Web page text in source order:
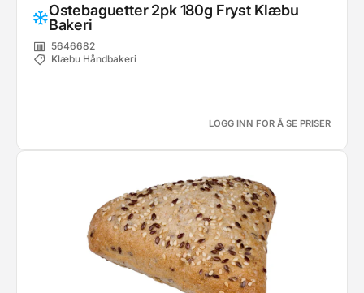
Ostebaguetter 2pk 180g Fryst Klæbu
Bakeri
5646682
Klæbu Håndbakeri
LOGG INN FOR Å SE PRISER